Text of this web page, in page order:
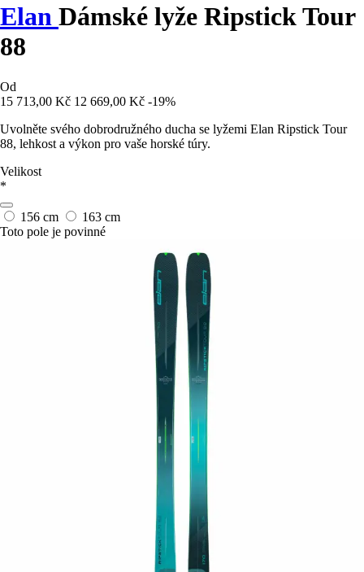
Elan Dámské lyže Ripstick Tour
88
Od
15 713,00 Kč 12 669,00 Kč -19%
Uvolněte svého dobrodružného ducha se lyžemi Elan Ripstick Tour
88, lehkost a výkon pro vaše horské túry.
Velikost
*
156 cm
163 cm
Toto pole je povinné